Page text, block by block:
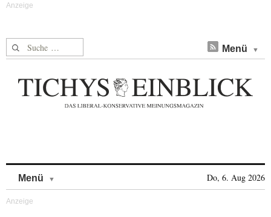
Suche nach: Menü
Menü Do, 6. Aug 2026